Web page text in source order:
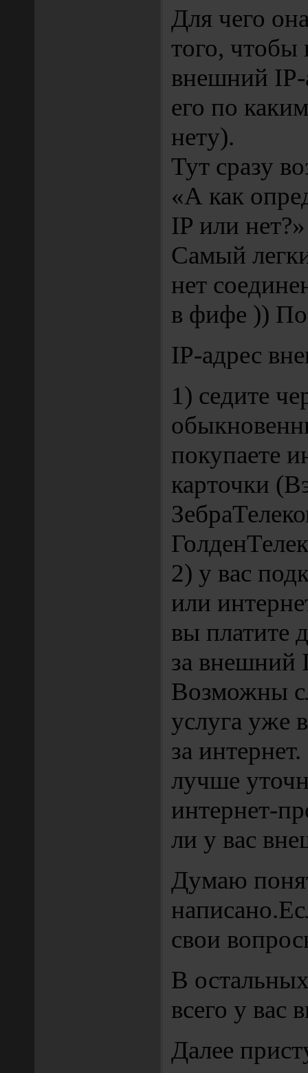
Для чего
того, чтобы
внешний IP-
его по
нету).
Тут сразу
«А как
IP или нет?»
Самый
нет
в фифе ))
IP-адрес
1) седите
покупаете
карточки
2) у вас
или
вы платите
за внешний
Возможны
услуга уже
за
лучше
интернет-
ли у вас
Думаю
свои
В
всего у вас
Далее